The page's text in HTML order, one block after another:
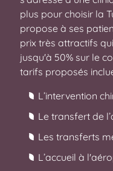
plus pour choisir la
propose à ses
prix très attractifs
jusqu'à 50% sur le
tarifs proposés
L’intervention
Le transfert de
Les transferts
L’accueil à